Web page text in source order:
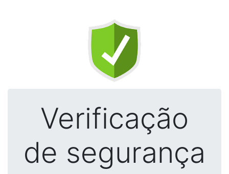
Verificação
de segurança